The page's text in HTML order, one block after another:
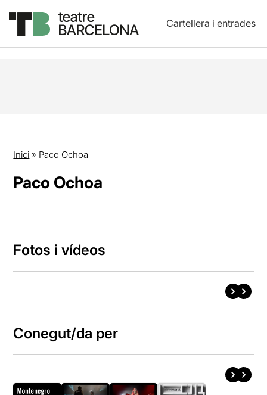
Cartellera i entrades
Inici » Paco Ochoa
Paco Ochoa
Fotos i vídeos
Conegut/da per